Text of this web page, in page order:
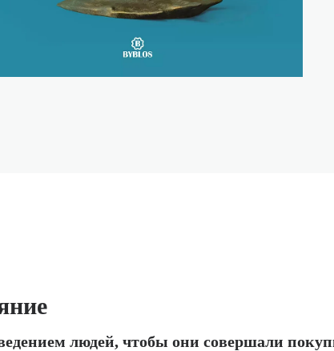
людей, чтобы они совершали